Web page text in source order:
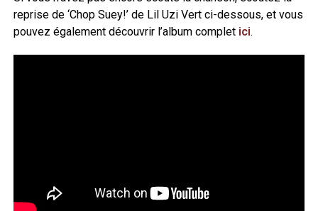
reprise de ‘Chop Suey!’ de Lil Uzi Vert ci-dessous, et vous
pouvez également découvrir l’album complet ici.